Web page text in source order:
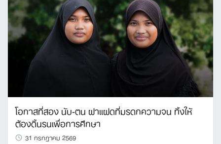
โอกาสที่สอง นับ-ตน ฝาแฝดที่มรดกความจน ทิ้งให้
ต้องดิ้นรนเพื่อการศึกษา
31 กรกฎาคม 2569